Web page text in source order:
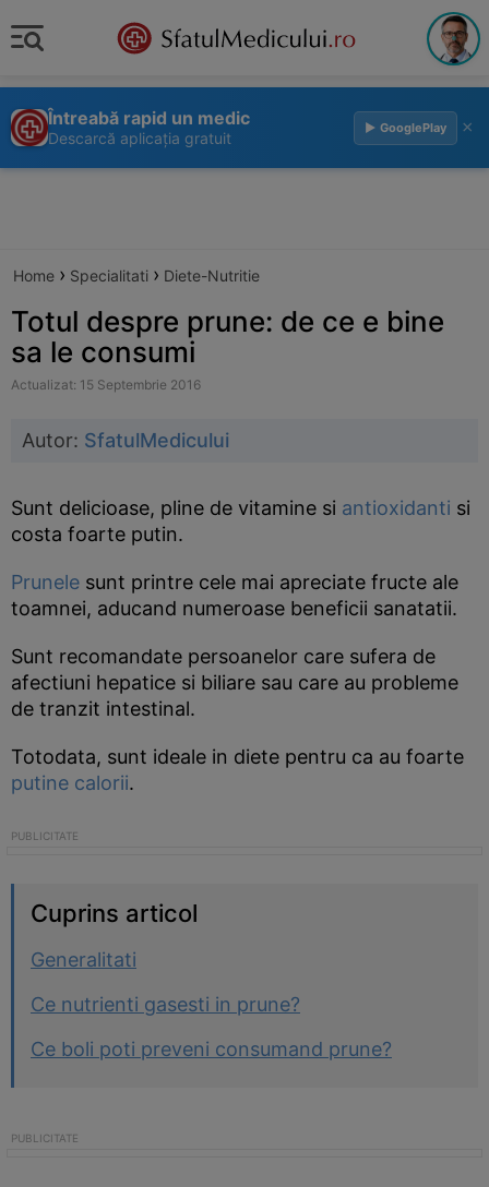
Întreabă rapid un medic
Descarcă aplicația gratuit
▶ GooglePlay ×
Home › Specialitati › Diete-Nutritie
Totul despre prune: de ce e bine
sa le consumi
Actualizat: 15 Septembrie 2016
Autor: SfatulMedicului
Sunt delicioase, pline de vitamine si antioxidanti si
costa foarte putin.
Prunele sunt printre cele mai apreciate fructe ale
toamnei, aducand numeroase beneficii sanatatii.
Sunt recomandate persoanelor care sufera de
afectiuni hepatice si biliare sau care au probleme
de tranzit intestinal.
Totodata, sunt ideale in diete pentru ca au foarte
putine calorii.
Cuprins articol
Generalitati
Ce nutrienti gasesti in prune?
Ce boli poti preveni consumand prune?